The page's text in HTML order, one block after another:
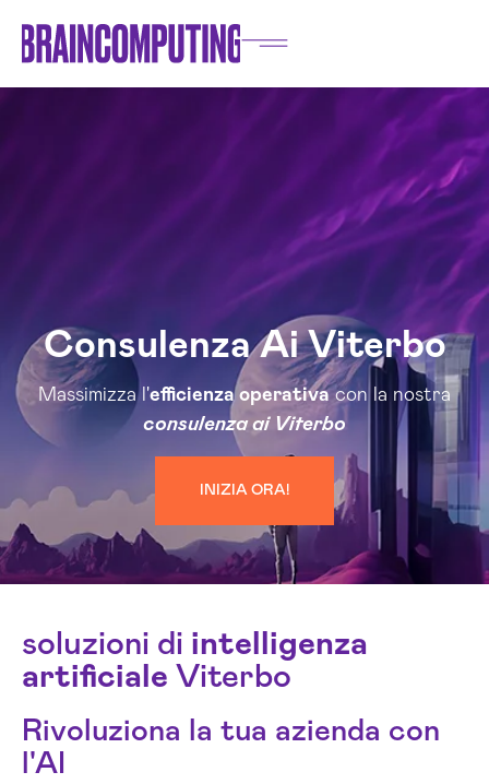
Consulenza Ai Viterbo
Massimizza l'efficienza operativacon la nostra
consulenza ai Viterbo
INIZIA ORA!
soluzioni di intelligenza
artificiale Viterbo
Rivoluziona la tua azienda con
l'AI